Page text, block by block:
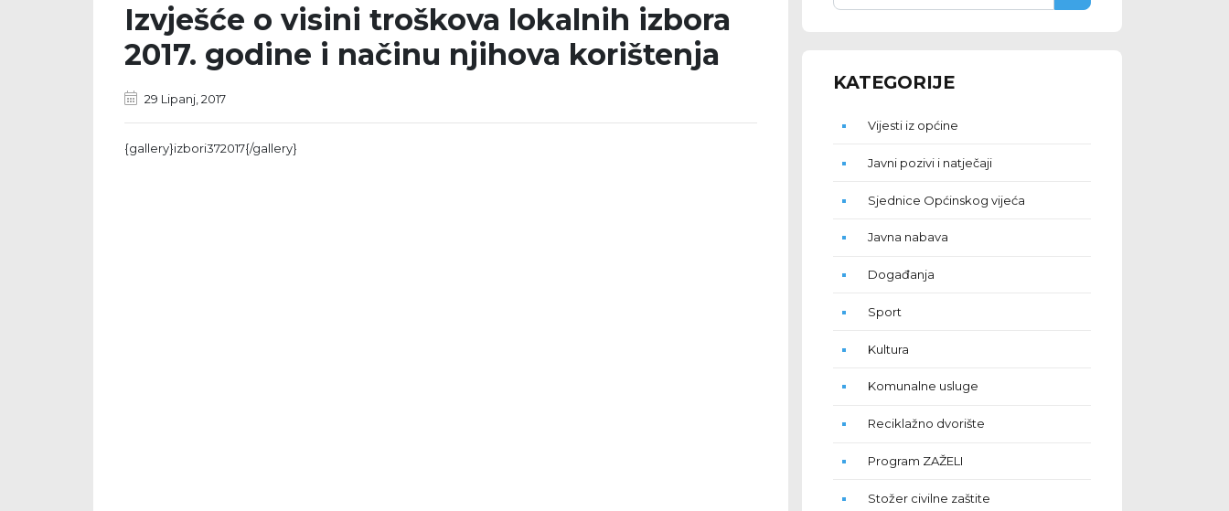
Izvješće o visini troškova lokalnih izbora
2017. godine i načinu njihova korištenja
29 Lipanj, 2017
{gallery}izbori372017{/gallery}
KATEGORIJE
Vijesti iz općine
Javni pozivi i natječaji
Sjednice Općinskog vijeća
Javna nabava
Događanja
Sport
Kultura
Komunalne usluge
Reciklažno dvorište
Program ZAŽELI
Stožer civilne zaštite